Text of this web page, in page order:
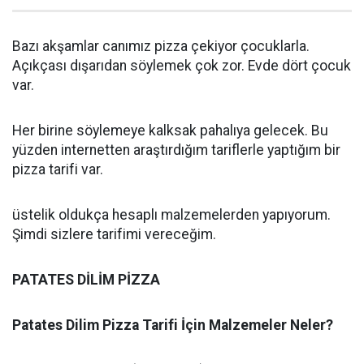
Bazı akşamlar canımız pizza çekiyor çocuklarla.
Açıkçası dışarıdan söylemek çok zor. Evde dört çocuk
var.
Her birine söylemeye kalksak pahalıya gelecek. Bu
yüzden internetten araştırdığım tariflerle yaptığım bir
pizza tarifi var.
üstelik oldukça hesaplı malzemelerden yapıyorum.
Şimdi sizlere tarifimi vereceğim.
PATATES DİLİM PİZZA
Patates Dilim Pizza Tarifi İçin Malzemeler Neler?